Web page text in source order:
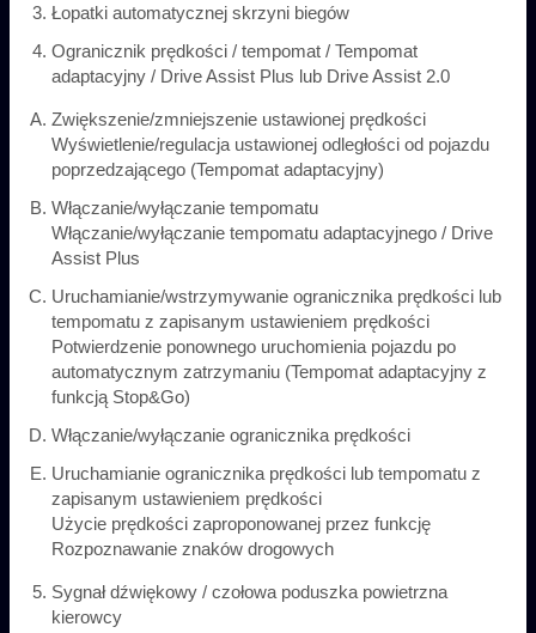
Łopatki automatycznej skrzyni biegów
Ogranicznik prędkości / tempomat / Tempomat
adaptacyjny / Drive Assist Plus lub Drive Assist 2.0
Zwiększenie/zmniejszenie ustawionej prędkości
Wyświetlenie/regulacja ustawionej odległości od pojazdu
poprzedzającego (Tempomat adaptacyjny)
Włączanie/wyłączanie tempomatu
Włączanie/wyłączanie tempomatu adaptacyjnego / Drive
Assist Plus
Uruchamianie/wstrzymywanie ogranicznika prędkości lub
tempomatu z zapisanym ustawieniem prędkości
Potwierdzenie ponownego uruchomienia pojazdu po
automatycznym zatrzymaniu (Tempomat adaptacyjny z
funkcją Stop&Go)
Włączanie/wyłączanie ogranicznika prędkości
Uruchamianie ogranicznika prędkości lub tempomatu z
zapisanym ustawieniem prędkości
Użycie prędkości zaproponowanej przez funkcję
Rozpoznawanie znaków drogowych
Sygnał dźwiękowy / czołowa poduszka powietrzna
kierowcy